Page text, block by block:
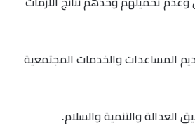
المساعدات والخدمات المجتمعية
العدالة والتنمية والسلام.